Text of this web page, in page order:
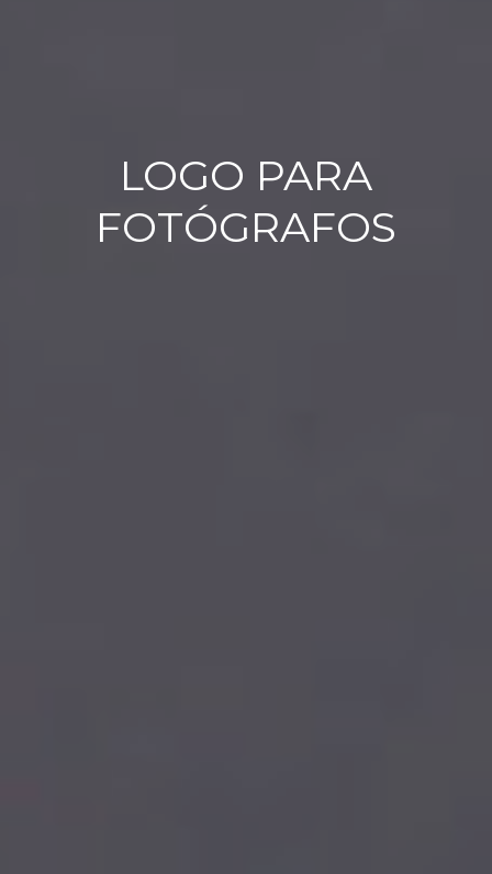
LOGO PARA
FOTÓGRAFOS